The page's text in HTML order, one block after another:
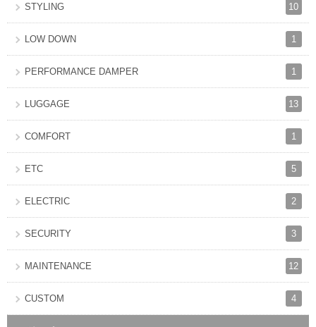
STYLING 10
LOW DOWN 1
PERFORMANCE DAMPER 1
LUGGAGE 13
COMFORT 1
ETC 5
ELECTRIC 2
SECURITY 3
MAINTENANCE 12
CUSTOM 4